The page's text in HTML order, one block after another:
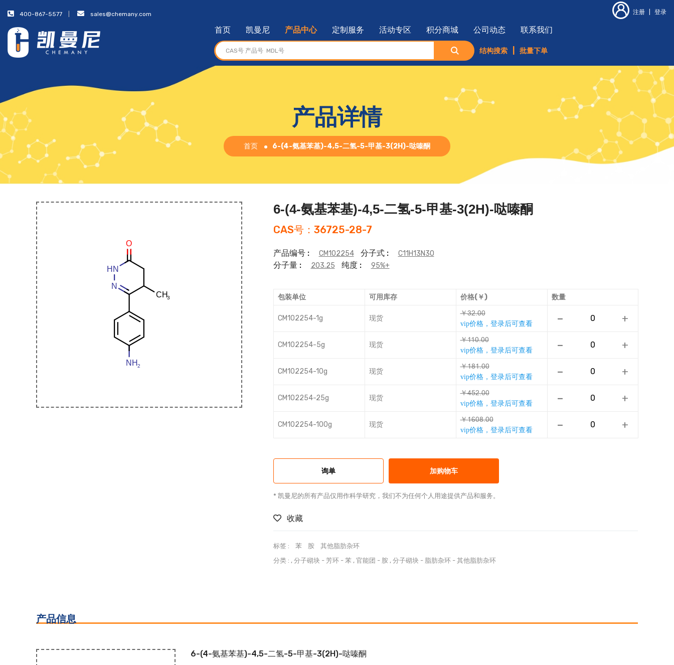
400-867-5577 sales@chemany.com 注册 登录
首页 凯曼尼 产品中心 定制服务 活动专区 积分商城 公司动态 联系我们
结构搜索 批量下单
产品详情
首页 6-(4-氨基苯基)-4,5-二氢-5-甲基-3(2H)-哒嗪酮
6-(4-氨基苯基)-4,5-二氢-5-甲基-3(2H)-哒嗪酮
CAS号：36725-28-7
产品编号 : CM102254 分子式 : C11H13N3O
分子量 : 203.25 纯度 : 95%+
包装单位 可用库存 价格(￥) 数量
CM102254-1g 现货
￥ƏǭǔƩƩ
vip价格，登录后可查看
- +
CM102254-5g 现货
￥ĜĜƩǔƩƩ
vip价格，登录后可查看
- +
CM102254-10g 现货
￥ĜǎĜǔƩƩ
vip价格，登录后可查看
- +
CM102254-25g 现货
￥ŁţǭǔƩƩ
vip价格，登录后可查看
- +
CM102254-100g 现货
￥ĜřƩǎǔƩƩ
vip价格，登录后可查看
- +
询单 加购物车
* 凯曼尼的所有产品仅用作科学研究，我们不为任何个人用途提供产品和服务。
收藏
标签 : 苯 胺
其他脂肪杂环
分类 : , 分子砌块- 芳环- 苯, 官能团 - 胺, 分子砌块- 脂肪杂环- 其他脂肪杂环
产品信息
6-(4-氨基苯基)-4,5-二氢-5-甲基-3(2H)-哒嗪酮